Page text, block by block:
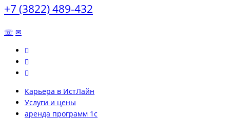
+7 (3822) 489-432
☏ ✉
Карьера в ИстЛайн
Услуги и цены
аренда программ 1с